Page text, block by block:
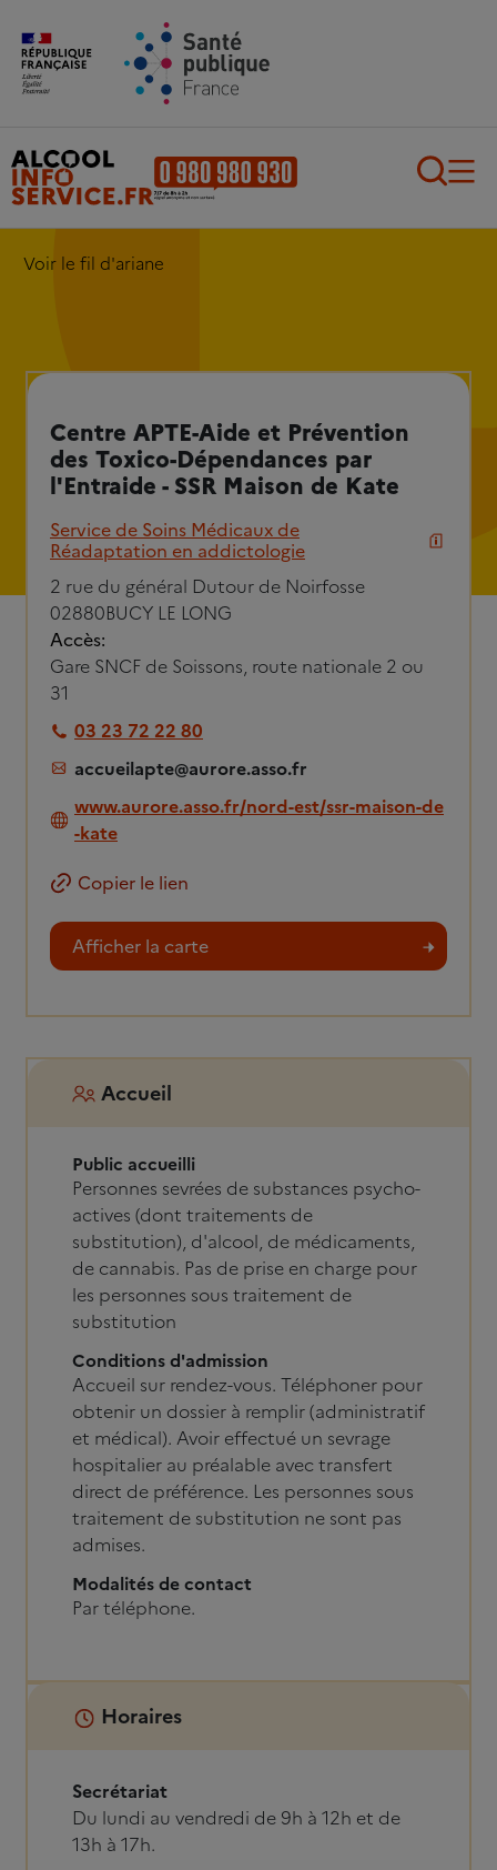
Aller au contenu principal
Voir le fil d'ariane
Centre APTE-Aide et Prévention
des Toxico-Dépendances par
l'Entraide - SSR Maison de Kate
Service de Soins Médicaux de
Réadaptation en addictologie
2 rue du général Dutour de Noirfosse
02880BUCY LE LONG
Accès:
Gare SNCF de Soissons, route nationale 2 ou
31
03 23 72 22 80
accueilapte@aurore.asso.fr
www.aurore.asso.fr/nord-est/ssr-maison-de
-kate
Copier le lien
Afficher la carte
Accueil
Public accueilli
Personnes sevrées de substances psycho-
actives (dont traitements de
substitution), d'alcool, de médicaments,
de cannabis. Pas de prise en charge pour
les personnes sous traitement de
substitution
Conditions d'admission
Accueil sur rendez-vous. Téléphoner pour
obtenir un dossier à remplir (administratif
et médical). Avoir effectué un sevrage
hospitalier au préalable avec transfert
direct de préférence. Les personnes sous
traitement de substitution ne sont pas
admises.
Modalités de contact
Par téléphone.
Horaires
Secrétariat
Du lundi au vendredi de 9h à 12h et de
13h à 17h.